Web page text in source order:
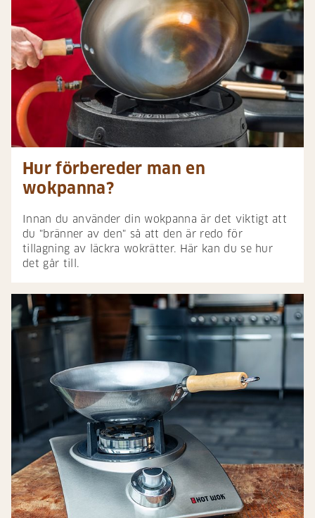
Hur förbereder man en
wokpanna?
Innan du använder din wokpanna är det viktigt att
du "bränner av den" så att den är redo för
tillagning av läckra wokrätter. Här kan du se hur
det går till.